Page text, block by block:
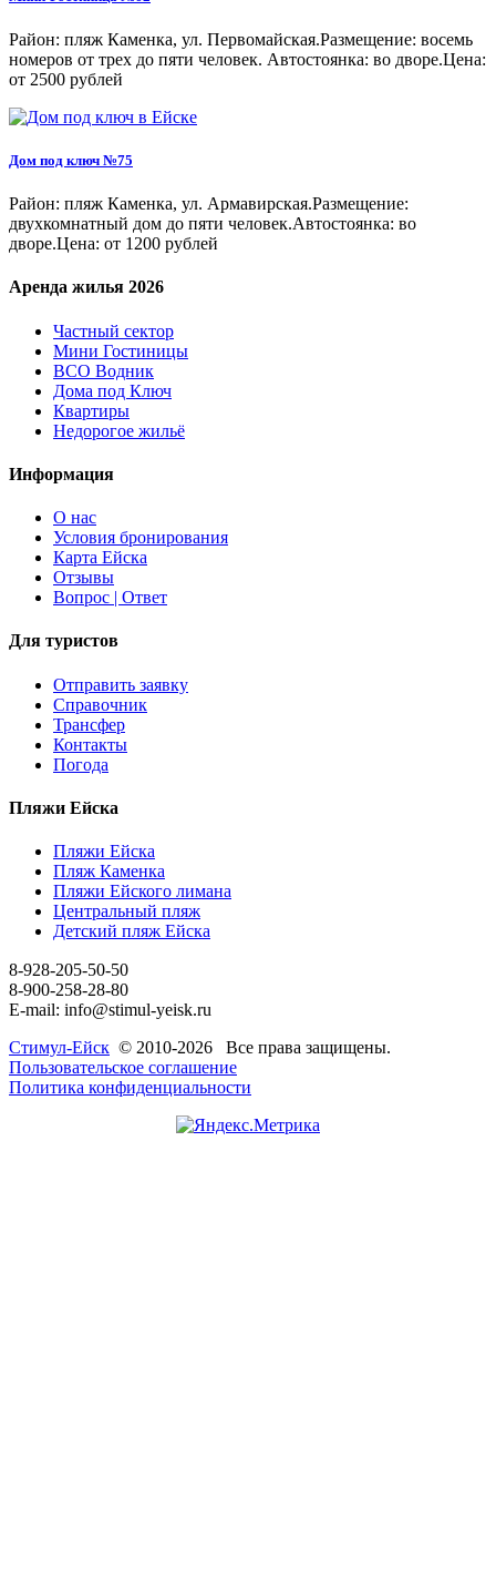
Район: пляж Каменка, ул. Первомайская.Размещение: восемь
номеров от трех до пяти человек. Автостоянка: во дворе.Цена:
от 2500 рублей
Дом под ключ №75
Район: пляж Каменка, ул. Армавирская.Размещение:
двухкомнатный дом до пяти человек.Автостоянка: во
дворе.Цена: от 1200 рублей
Аренда жилья 2026
Частный сектор
Мини Гостиницы
ВСО Водник
Дома под Ключ
Квартиры
Недорогое жильё
Информация
О наc
Условия бронирования
Карта Ейска
Отзывы
Вопрос | Ответ
Для туристов
Отправить заявку
Справочник
Трансфер
Контакты
Погода
Пляжи Ейска
Пляжи Ейска
Пляж Каменка
Пляжи Ейского лимана
Центральный пляж
Детский пляж Ейска
8-928-205-50-50
8-900-258-28-80
E-mail: info@stimul-yeisk.ru
Стимул-Ейск © 2010-2026 Все права защищены.
Пользовательское соглашение
Политика конфиденциальности